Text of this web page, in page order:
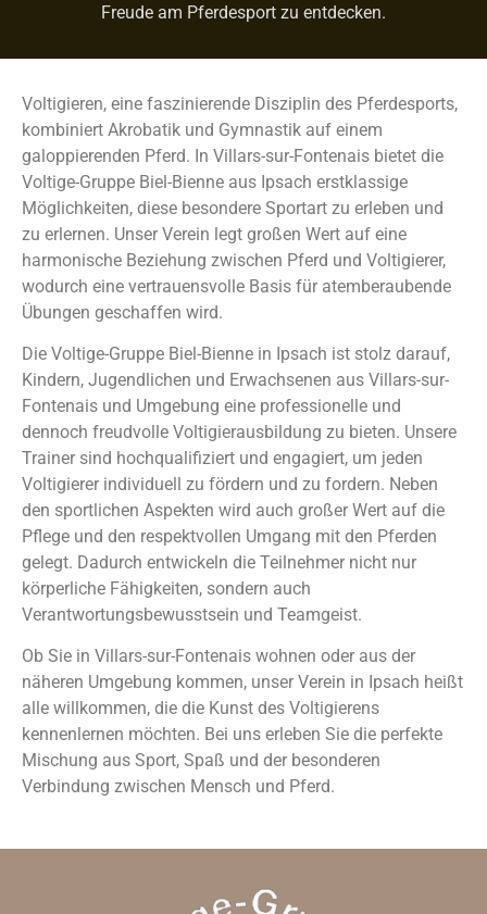
Freude am Pferdesport zu entdecken.
Voltigieren, eine faszinierende Disziplin des Pferdesports,
kombiniert Akrobatik und Gymnastik auf einem
galoppierenden Pferd. In Villars-sur-Fontenais bietet die
Voltige-Gruppe Biel-Bienne aus Ipsach erstklassige
Möglichkeiten, diese besondere Sportart zu erleben und
zu erlernen. Unser Verein legt großen Wert auf eine
harmonische Beziehung zwischen Pferd und Voltigierer,
wodurch eine vertrauensvolle Basis für atemberaubende
Übungen geschaffen wird.
Die Voltige-Gruppe Biel-Bienne in Ipsach ist stolz darauf,
Kindern, Jugendlichen und Erwachsenen aus Villars-sur-
Fontenais und Umgebung eine professionelle und
dennoch freudvolle Voltigierausbildung zu bieten. Unsere
Trainer sind hochqualifiziert und engagiert, um jeden
Voltigierer individuell zu fördern und zu fordern. Neben
den sportlichen Aspekten wird auch großer Wert auf die
Pflege und den respektvollen Umgang mit den Pferden
gelegt. Dadurch entwickeln die Teilnehmer nicht nur
körperliche Fähigkeiten, sondern auch
Verantwortungsbewusstsein und Teamgeist.
Ob Sie in Villars-sur-Fontenais wohnen oder aus der
näheren Umgebung kommen, unser Verein in Ipsach heißt
alle willkommen, die die Kunst des Voltigierens
kennenlernen möchten. Bei uns erleben Sie die perfekte
Mischung aus Sport, Spaß und der besonderen
Verbindung zwischen Mensch und Pferd.